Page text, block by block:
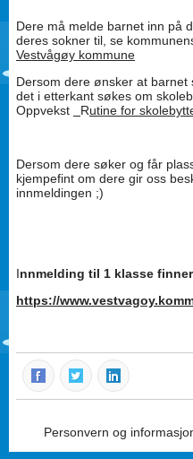
Dere må melde barnet inn på
deres sokner til, se
Vestvågøy kommune
Dersom dere ønsker at barnet
det i etterkant søkes om
Oppvekst
Rutine for
Dersom dere søker og får
kjempefint om dere gir oss
innmeldingen ;)
Innmelding til 1 klasse
https://
Personvern og